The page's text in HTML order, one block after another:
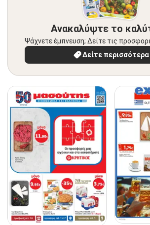
Ανακαλύψτε το
Ψάχνετε έμπνευση; Δείτε τις
Δείτε περισσότερα